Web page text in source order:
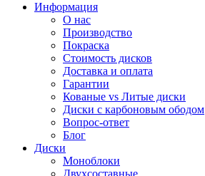
Информация
О нас
Производство
Покраска
Стоимость дисков
Доставка и оплата
Гарантии
Кованые vs Литые диски
Диски с карбоновым ободом
Вопрос-ответ
Блог
Диски
Моноблоки
Двухсоставные